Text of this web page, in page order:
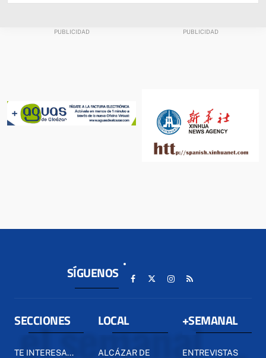
SÍGUENOS
SECCIONES
TE INTERESA...
LOCAL
ALCÁZAR DE
+SEMANAL
ENTREVISTAS